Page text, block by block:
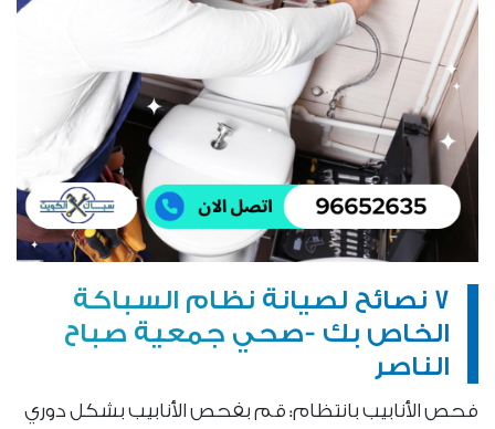
7 نصائح لصيانة نظام السباكة
الخاص بك -صحي جمعية صباح
الناصر
فحص الأنابيب بانتظام: قم بفحص الأنابيب بشكل دوري